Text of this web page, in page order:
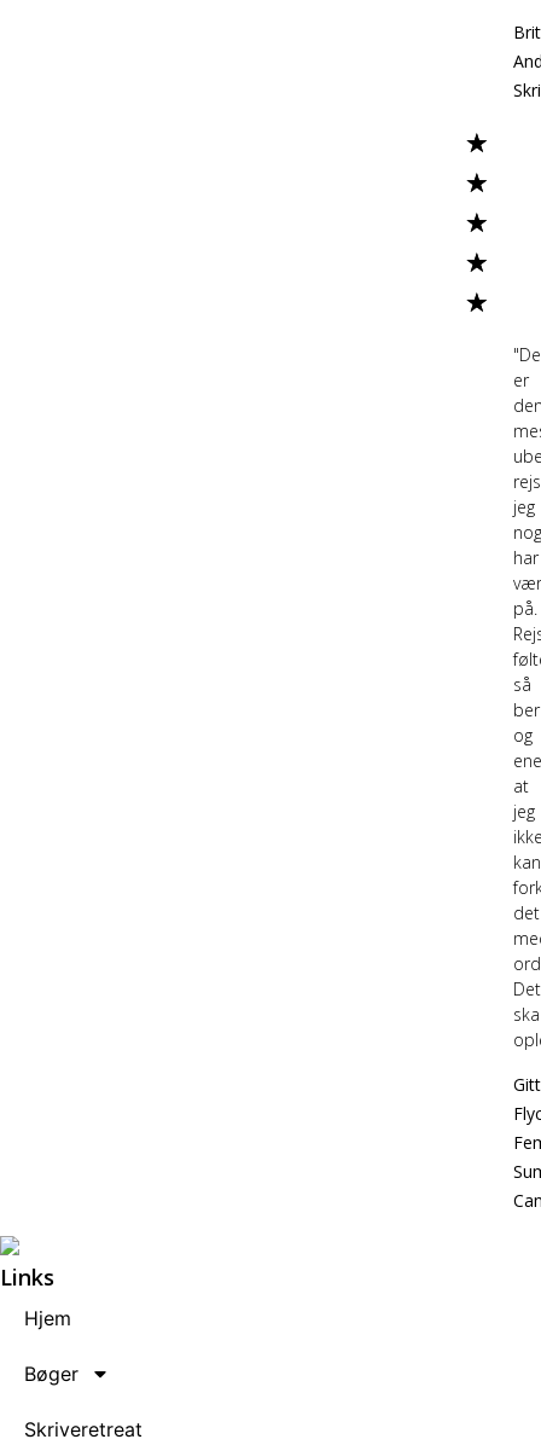
★
★
★
★
★
er
jeg
har
på.
så
og
at
jeg
kan
det
Det
Links
Hjem
Bøger
Skriveretreat